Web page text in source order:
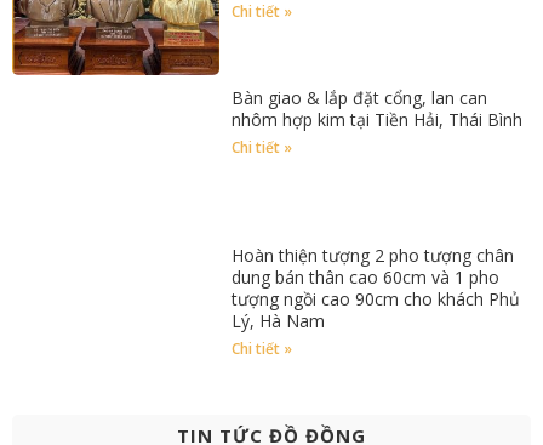
Chi tiết »
Bàn giao & lắp đặt cổng, lan can
nhôm hợp kim tại Tiền Hải, Thái Bình
Chi tiết »
Hoàn thiện tượng 2 pho tượng chân
dung bán thân cao 60cm và 1 pho
tượng ngồi cao 90cm cho khách Phủ
Lý, Hà Nam
Chi tiết »
TIN TỨC ĐỒ ĐỒNG